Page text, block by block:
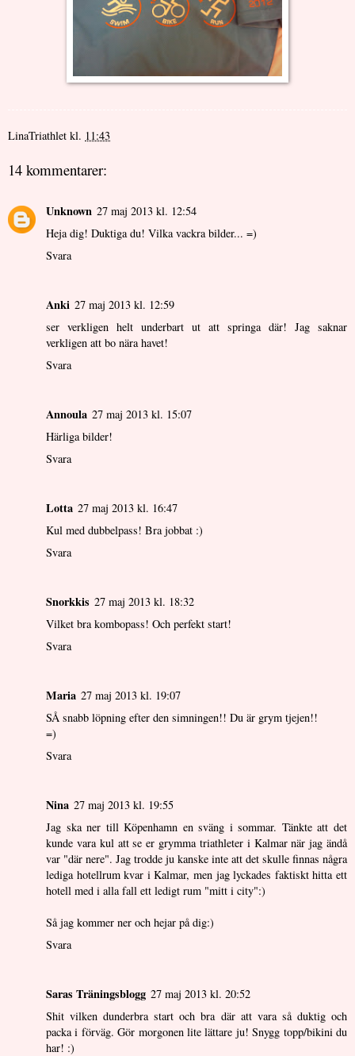
LinaTriathlet kl. 11:43
14 kommentarer:
Unknown 27 maj 2013 kl. 12:54
Heja dig! Duktiga du! Vilka vackra bilder... =)
Svara
Anki 27 maj 2013 kl. 12:59
ser verkligen helt underbart ut att springa där! Jag saknar
verkligen att bo nära havet!
Svara
Annoula 27 maj 2013 kl. 15:07
Härliga bilder!
Svara
Lotta 27 maj 2013 kl. 16:47
Kul med dubbelpass! Bra jobbat :)
Svara
Snorkkis 27 maj 2013 kl. 18:32
Vilket bra kombopass! Och perfekt start!
Svara
Maria 27 maj 2013 kl. 19:07
SÅ snabb löpning efter den simningen!! Du är grym tjejen!!
=)
Svara
Nina 27 maj 2013 kl. 19:55
Jag ska ner till Köpenhamn en sväng i sommar. Tänkte att det
kunde vara kul att se er grymma triathleter i Kalmar när jag ändå
var "där nere". Jag trodde ju kanske inte att det skulle finnas några
lediga hotellrum kvar i Kalmar, men jag lyckades faktiskt hitta ett
hotell med i alla fall ett ledigt rum "mitt i city":)
Så jag kommer ner och hejar på dig:)
Svara
Saras Träningsblogg 27 maj 2013 kl. 20:52
Shit vilken dunderbra start och bra där att vara så duktig och
packa i förväg. Gör morgonen lite lättare ju! Snygg topp/bikini du
har! :)